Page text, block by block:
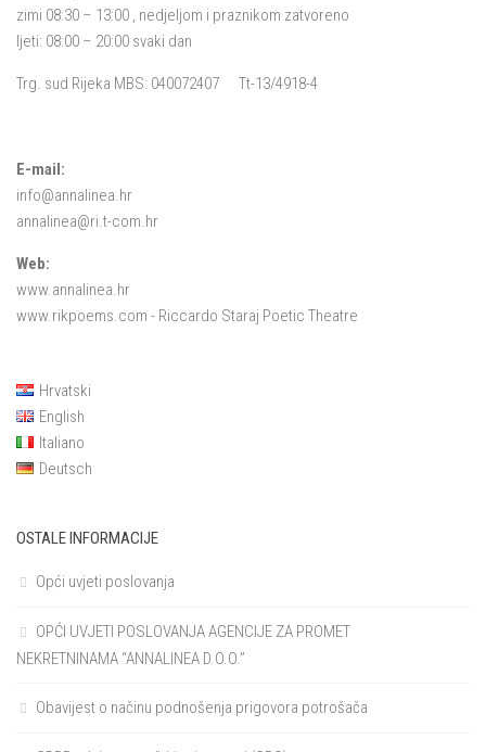
zimi 08:30 – 13:00 , nedjeljom i praznikom zatvoreno
ljeti: 08:00 – 20:00 svaki dan
Trg. sud Rijeka MBS: 040072407 Tt-13/4918-4
E-mail:
info@annalinea.hr
annalinea@ri.t-com.hr
Web:
www.annalinea.hr
www.rikpoems.com - Riccardo Staraj Poetic Theatre
Hrvatski
English
Italiano
Deutsch
OSTALE INFORMACIJE
Opći uvjeti poslovanja
OPĆI UVJETI POSLOVANJA AGENCIJE ZA PROMET
NEKRETNINAMA “ANNALINEA D.O.O.”
Obavijest o načinu podnošenja prigovora potrošača